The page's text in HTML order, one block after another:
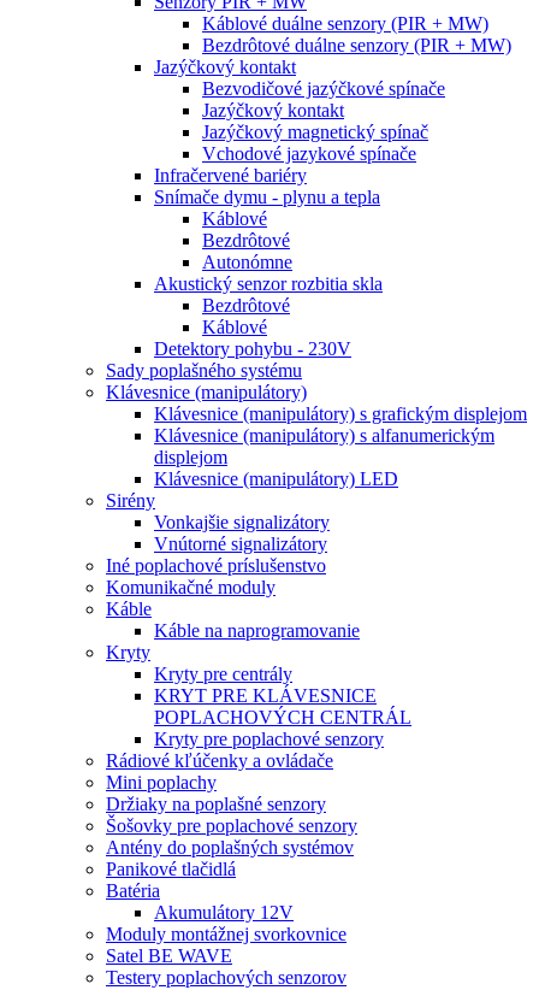
Káblové duálne senzory (PIR + MW)
Bezdrôtové duálne senzory (PIR + MW)
Jazýčkový kontakt
Bezvodičové jazýčkové spínače
Jazýčkový kontakt
Jazýčkový magnetický spínač
Vchodové jazykové spínače
Infračervené bariéry
Snímače dymu - plynu a tepla
Káblové
Bezdrôtové
Autonómne
Akustický senzor rozbitia skla
Bezdrôtové
Káblové
Detektory pohybu - 230V
Sady poplašného systému
Klávesnice (manipulátory)
Klávesnice (manipulátory) s grafickým displejom
Klávesnice (manipulátory) s alfanumerickým
displejom
Klávesnice (manipulátory) LED
Sirény
Vonkajšie signalizátory
Vnútorné signalizátory
Iné poplachové príslušenstvo
Komunikačné moduly
Káble
Káble na naprogramovanie
Kryty
Kryty pre centrály
KRYT PRE KLÁVESNICE
POPLACHOVÝCH CENTRÁL
Kryty pre poplachové senzory
Rádiové kľúčenky a ovládače
Mini poplachy
Držiaky na poplašné senzory
Šošovky pre poplachové senzory
Antény do poplašných systémov
Panikové tlačidlá
Batéria
Akumulátory 12V
Moduly montážnej svorkovnice
Satel BE WAVE
Testery poplachových senzorov